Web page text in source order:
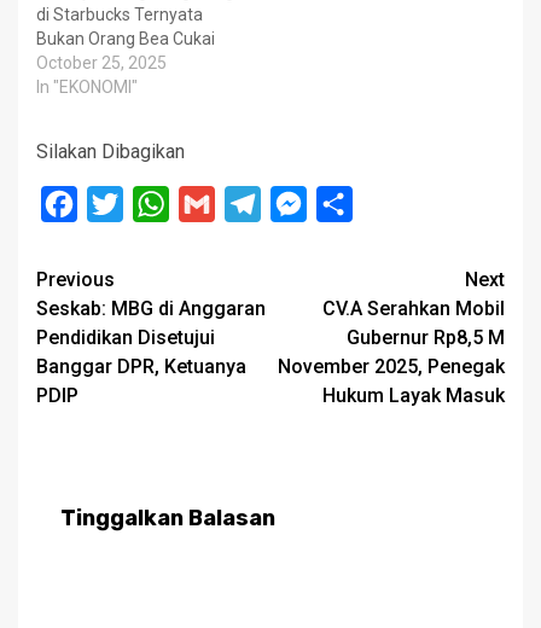
di Starbucks Ternyata
Bukan Orang Bea Cukai
October 25, 2025
In "EKONOMI"
Silakan Dibagikan
Facebook
Twitter WhatsApp
Gmail TelegramMessenger
Post
navigation
Previous
Seskab: MBG di Anggaran
Pendidikan Disetujui
Banggar DPR, Ketuanya
PDIP
Next
CV.A Serahkan Mobil
Gubernur Rp8,5 M
November 2025, Penegak
Hukum Layak Masuk
Tinggalkan Balasan